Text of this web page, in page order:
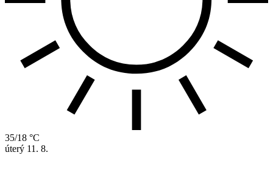
35/18 °C
úterý 11. 8.